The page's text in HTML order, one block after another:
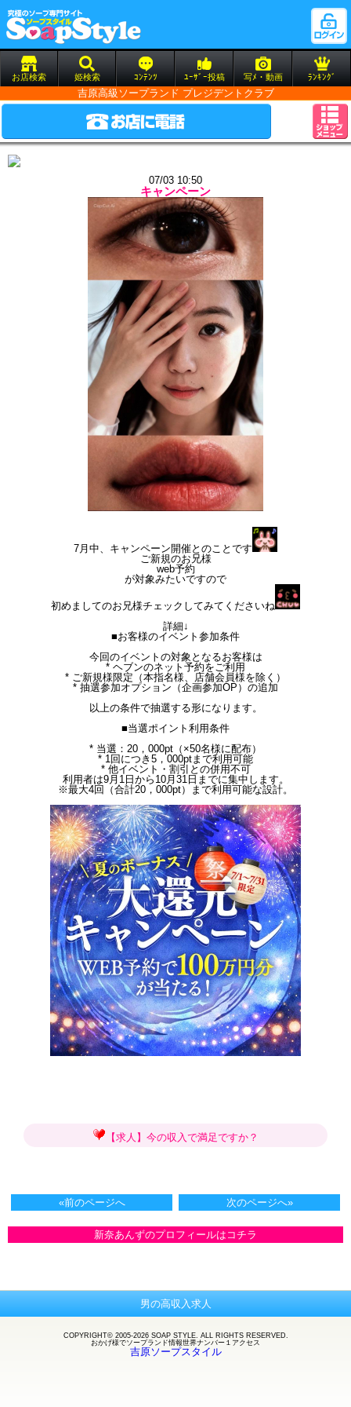
お店検索 姫検索 ｺﾝﾃﾝﾂ ﾕｰｻﾞｰ投稿 写ﾒ・動画 ﾗﾝｷﾝｸﾞ
吉原高級ソープランド プレジデントクラブ
07/03 10:50
キャンペーン
7月中、キャンペーン開催とのことです
ご新規のお兄様
web予約
が対象みたいですので
初めましてのお兄様チェックしてみてくださいね
詳細↓
■お客様のイベント参加条件
今回のイベントの対象となるお客様は
* ヘブンのネット予約をご利用
* ご新規様限定（本指名様、店舗会員様を除く）
* 抽選参加オプション（企画参加OP）の追加
以上の条件で抽選する形になります。
■当選ポイント利用条件
* 当選：20，000pt（×50名様に配布）
* 1回につき5，000ptまで利用可能
* 他イベント・割引との併用不可
利用者は9月1日から10月31日までに集中します。
※最大4回（合計20，000pt）まで利用可能な設計。
【求人】今の収入で満足ですか？
«前のページへ 次のページへ»
新奈あんずのプロフィールはコチラ
男の高収入求人
COPYRIGHT© 2005-2026 SOAP STYLE. ALL RIGHTS RESERVED.
おかげ様でソープランド情報世界ナンバー１アクセス
吉原ソープスタイル